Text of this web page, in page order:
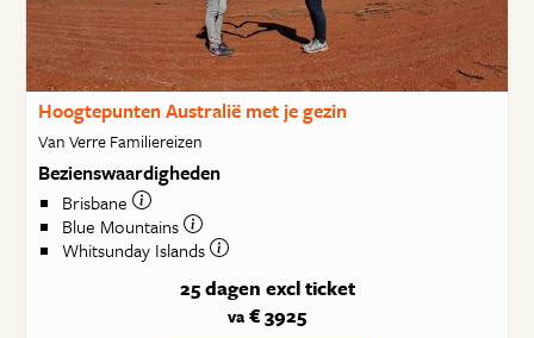
Hoogtepunten Australië met je gezin
Van Verre Familiereizen
Bezienswaardigheden
Brisbane
Blue Mountains
Whitsunday Islands
25 dagen excl ticket
va € 3925